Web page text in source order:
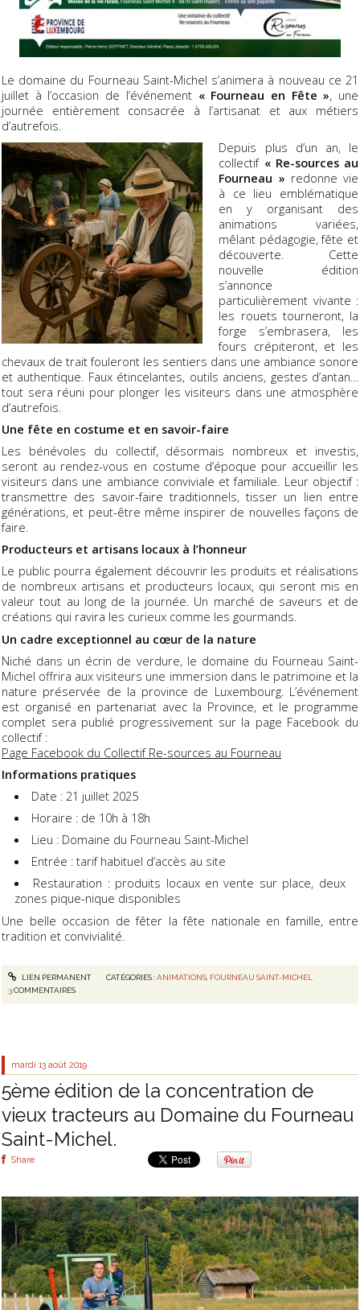
Le domaine du Fourneau Saint-Michel s’animera à nouveau ce 21
juillet à l’occasion de l’événement « Fourneau en Fête », une
journée entièrement consacrée à l’artisanat et aux métiers
d’autrefois.
Depuis plus d’un an, le
collectif « Re-sources au
Fourneau » redonne vie
à ce lieu emblématique
en y organisant des
animations variées,
mêlant pédagogie, fête et
découverte. Cette
nouvelle édition
s’annonce
particulièrement vivante :
les rouets tourneront, la
forge s’embrasera, les
fours crépiteront, et les
chevaux de trait fouleront les sentiers dans une ambiance sonore
et authentique. Faux étincelantes, outils anciens, gestes d’antan…
tout sera réuni pour plonger les visiteurs dans une atmosphère
d’autrefois.
Une fête en costume et en savoir-faire
Les bénévoles du collectif, désormais nombreux et investis,
seront au rendez-vous en costume d’époque pour accueillir les
visiteurs dans une ambiance conviviale et familiale. Leur objectif :
transmettre des savoir-faire traditionnels, tisser un lien entre
générations, et peut-être même inspirer de nouvelles façons de
faire.
Producteurs et artisans locaux à l’honneur
Le public pourra également découvrir les produits et réalisations
de nombreux artisans et producteurs locaux, qui seront mis en
valeur tout au long de la journée. Un marché de saveurs et de
créations qui ravira les curieux comme les gourmands.
Un cadre exceptionnel au cœur de la nature
Niché dans un écrin de verdure, le domaine du Fourneau Saint-
Michel offrira aux visiteurs une immersion dans le patrimoine et la
nature préservée de la province de Luxembourg. L’événement
est organisé en partenariat avec la Province, et le programme
complet sera publié progressivement sur la page Facebook du
collectif :
Page Facebook du Collectif Re-sources au Fourneau
Informations pratiques
Date : 21 juillet 2025
Horaire : de 10h à 18h
Lieu : Domaine du Fourneau Saint-Michel
Entrée : tarif habituel d’accès au site
Restauration : produits locaux en vente sur place, deux
zones pique-nique disponibles
Une belle occasion de fêter la fête nationale en famille, entre
tradition et convivialité.
LIEN PERMANENT CATÉGORIES :ANIMATIONS, FOURNEAU SAINT-MICHEL
3COMMENTAIRES
mardi 13 août 2019
5ème édition de la concentration de
vieux tracteurs au Domaine du Fourneau
Saint-Michel.
Share